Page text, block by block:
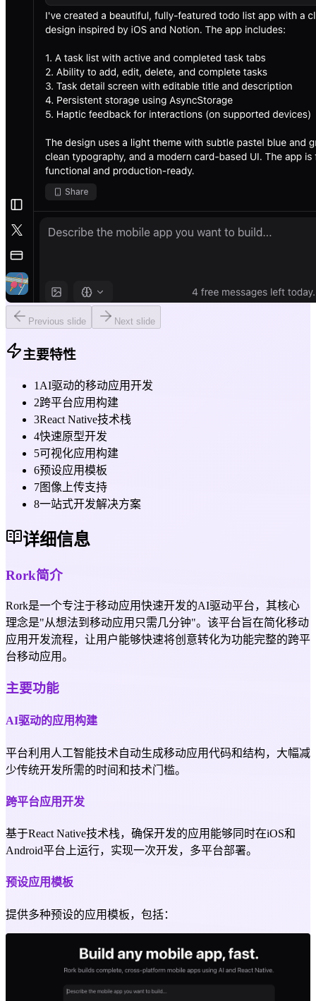
Previous slide Next slide
主要特性
1 AI驱动的移动应用开发
2跨平台应用构建
3React Native技术栈
4快速原型开发
5可视化应用构建
6预设应用模板
7图像上传支持
8一站式开发解决方案
详细信息
Rork简介
Rork是一个专注于移动应用快速开发的AI驱动平台，其核心
理念是"从想法到移动应用只需几分钟"。该平台旨在简化移动
应用开发流程，让用户能够快速将创意转化为功能完整的跨平
台移动应用。
主要功能
AI驱动的应用构建
平台利用人工智能技术自动生成移动应用代码和结构，大幅减
少传统开发所需的时间和技术门槛。
跨平台应用开发
基于React Native技术栈，确保开发的应用能够同时在iOS和
Android平台上运行，实现一次开发，多平台部署。
预设应用模板
提供多种预设的应用模板，包括：